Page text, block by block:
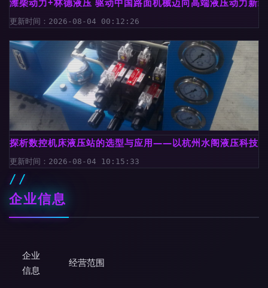
潍柴动力+林德液压 驱动中国路面机械迈向高端液压动力新
更新时间：2026-08-04 00:12:26
探析数控机床液压站的选型与应用——以杭州水阁液压科技
更新时间：2026-08-04 10:15:33
企业信息
企业
信息
经营范围